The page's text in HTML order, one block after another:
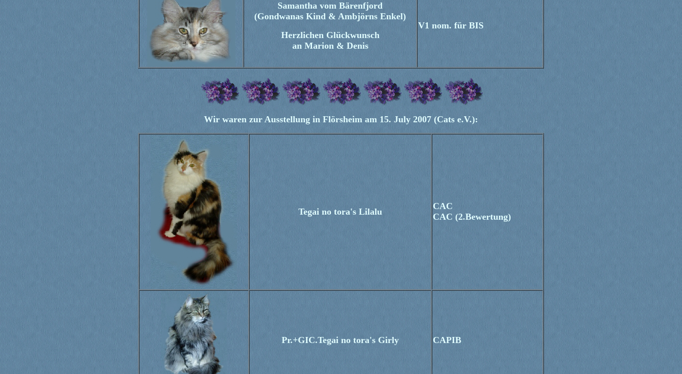
Samantha vom Bärenfjord
(Gondwanas Kind & Ambjörns Enkel)
Herzlichen Glückwunsch
an Marion & Denis
V1 nom. für BIS
Wir waren zur Ausstellung in Flörsheim am 15. July 2007 (Cats e.V.):
Tegai no tora's Lilalu
CAC
CAC (2.Bewertung)
Pr.+GIC.Tegai no tora's Girly CAPIB